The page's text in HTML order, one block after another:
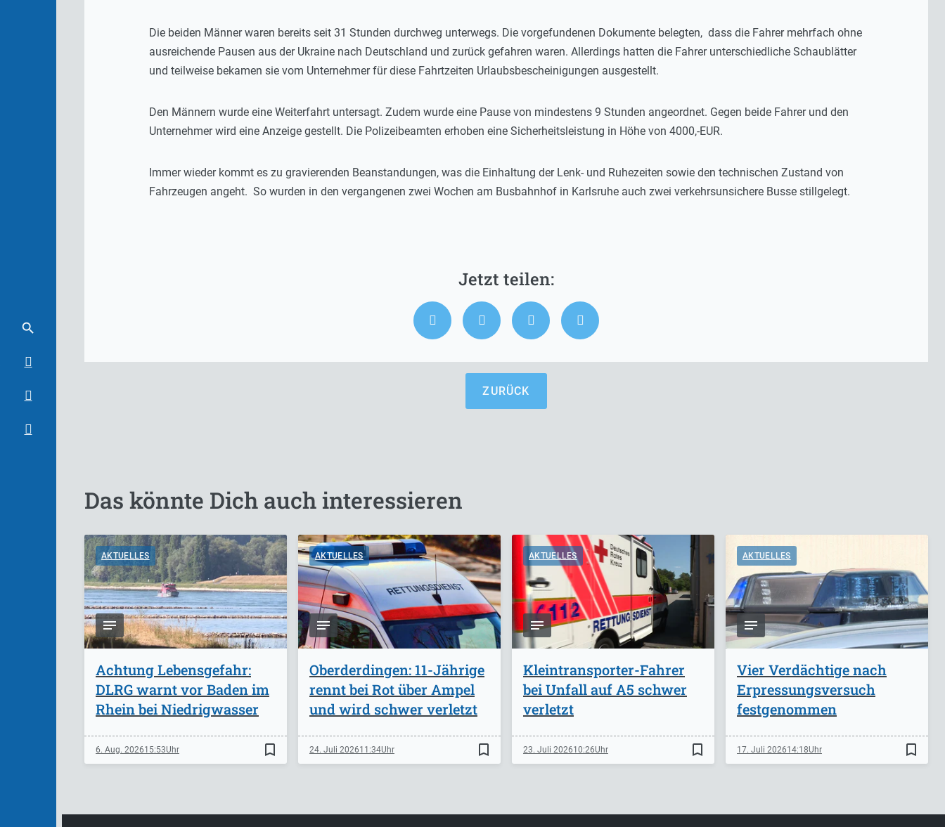
Die beiden Männer waren bereits seit 31 Stunden durchweg unterwegs. Die vorgefundenen Dokumente belegten, dass die Fahrer mehrfach ohne
ausreichende Pausen aus der Ukraine nach Deutschland und zurück gefahren waren. Allerdings hatten die Fahrer unterschiedliche Schaublätter
und teilweise bekamen sie vom Unternehmer für diese Fahrtzeiten Urlaubsbescheinigungen ausgestellt.
Den Männern wurde eine Weiterfahrt untersagt. Zudem wurde eine Pause von mindestens 9 Stunden angeordnet. Gegen beide Fahrer und den
Unternehmer wird eine Anzeige gestellt. Die Polizeibeamten erhoben eine Sicherheitsleistung in Höhe von 4000,-EUR.
Immer wieder kommt es zu gravierenden Beanstandungen, was die Einhaltung der Lenk- und Ruhezeiten sowie den technischen Zustand von
Fahrzeugen angeht. So wurden in den vergangenen zwei Wochen am Busbahnhof in Karlsruhe auch zwei verkehrsunsichere Busse stillgelegt.
ZURÜCK
Das könnte Dich auch interessieren
AKTUELLES
Achtung Lebensgefahr:
DLRG warnt vor Baden im
Rhein bei Niedrigwasser
6. Aug. 202615:53 bookmark_border
AKTUELLES
Oberderdingen: 11-Jährige
rennt bei Rot über Ampel
und wird schwer verletzt
24. Juli 202611:34 bookmark_border
AKTUELLES
Kleintransporter-Fahrer
bei Unfall auf A5 schwer
verletzt
23. Juli 202610:26 bookmark_border
AKTUELLES
Vier Verdächtige nach
Erpressungsversuch
festgenommen
17. Juli 202614:18 bookmark_border